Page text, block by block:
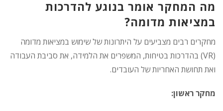
מה המחקר אומר בנוגע להדרכות
במציאות מדומה?
מחקרים רבים מצביעים על היתרונות של שימוש במציאות מדומה
(VR) בהדרכות בטיחות, המשפרים את הלמידה, את סביבת העבודה
ואת תחושת האחריות של העובדים.
מחקר ראשון: